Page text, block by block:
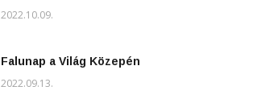
2022.10.09.
Falunap a Világ Közepén
2022.09.13.